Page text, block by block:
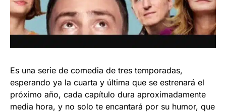
Es una serie de comedia de tres temporadas,
esperando ya la cuarta y última que se estrenará el
próximo año, cada capítulo dura aproximadamente
media hora, y no solo te encantará por su humor, que